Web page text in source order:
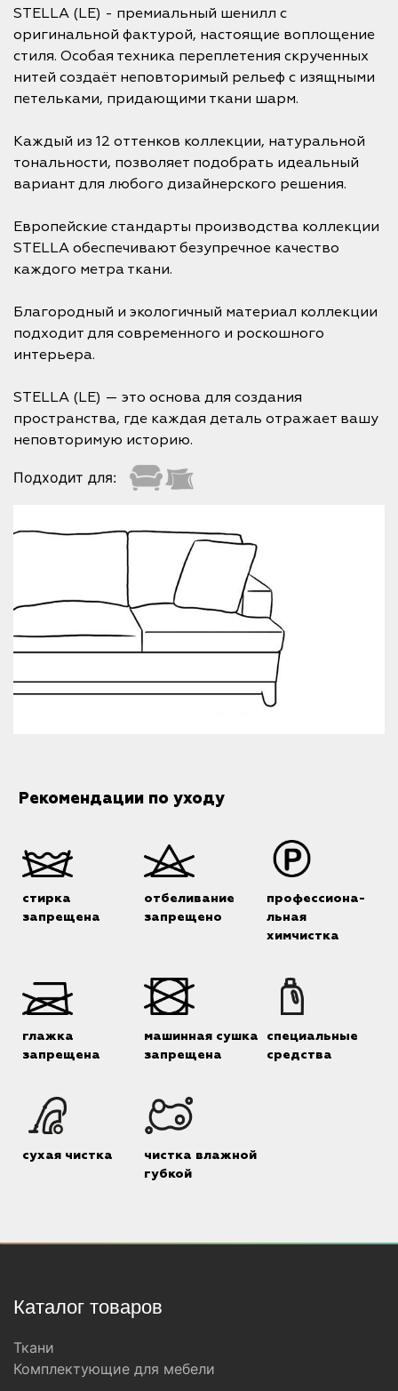
STELLA (LE) - премиальный шенилл с
оригинальной фактурой, настоящие воплощение
стиля. Особая техника переплетения скрученных
нитей создаёт неповторимый рельеф с изящными
петельками, придающими ткани шарм.
Каждый из 12 оттенков коллекции, натуральной
тональности, позволяет подобрать идеальный
вариант для любого дизайнерского решения.
Европейские стандарты производства коллекции
STELLA обеспечивают безупречное качество
каждого метра ткани.
Благородный и экологичный материал коллекции
подходит для современного и роскошного
интерьера.
STELLA (LE) — это основа для создания
пространства, где каждая деталь отражает вашу
неповторимую историю.
Подходит для:
Рекомендации по уходу
стирка
запрещена
отбеливание
запрещено
профессиона-
льная
химчистка
глажка
запрещена
машинная сушка
запрещена
специальные
средства
сухая чистка
чистка влажной
губкой
Каталог товаров
Ткани
Комплектующие для мебели